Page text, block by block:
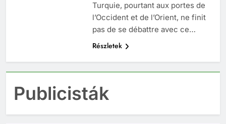
Turquie, pourtant aux portes de
l’Occident et de l’Orient, ne finit
pas de se débattre avec ce…
Részletek
Publicisták